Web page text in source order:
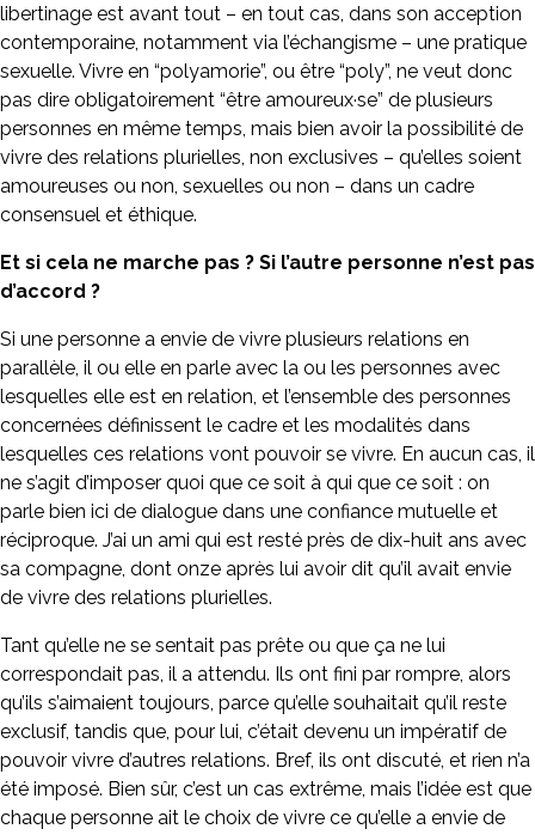
libertinage est avant tout – en tout cas, dans son acception
contemporaine, notamment via l’échangisme – une pratique
sexuelle. Vivre en “polyamorie”, ou être “poly”, ne veut donc
pas dire obligatoirement “être amoureux·se” de plusieurs
personnes en même temps, mais bien avoir la possibilité de
vivre des relations plurielles, non exclusives – qu’elles soient
amoureuses ou non, sexuelles ou non – dans un cadre
consensuel et éthique.
Et si cela ne marche pas ? Si l’autre personne n’est pas
d’accord ?
Si une personne a envie de vivre plusieurs relations en
parallèle, il ou elle en parle avec la ou les personnes avec
lesquelles elle est en relation, et l’ensemble des personnes
concernées définissent le cadre et les modalités dans
lesquelles ces relations vont pouvoir se vivre. En aucun cas, il
ne s’agit d’imposer quoi que ce soit à qui que ce soit : on
parle bien ici de dialogue dans une confiance mutuelle et
réciproque. J’ai un ami qui est resté près de dix-huit ans avec
sa compagne, dont onze après lui avoir dit qu’il avait envie
de vivre des relations plurielles.
Tant qu’elle ne se sentait pas prête ou que ça ne lui
correspondait pas, il a attendu. Ils ont fini par rompre, alors
qu’ils s’aimaient toujours, parce qu’elle souhaitait qu’il reste
exclusif, tandis que, pour lui, c’était devenu un impératif de
pouvoir vivre d’autres relations. Bref, ils ont discuté, et rien n’a
été imposé. Bien sûr, c’est un cas extrême, mais l’idée est que
chaque personne ait le choix de vivre ce qu’elle a envie de